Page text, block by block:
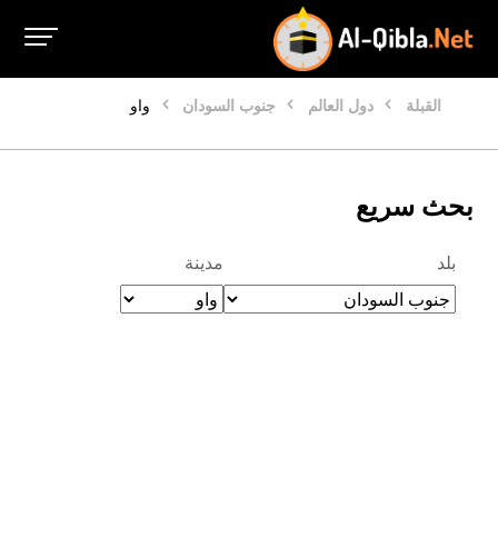
القبلة دول العالم جنوب السودان واو‎
بحث سريع
بلد مدينة